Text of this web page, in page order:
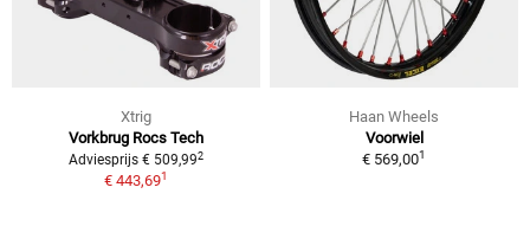
Xtrig
Vorkbrug Rocs Tech
Adviesprijs € 509,992
€ 443,691
Haan Wheels
Voorwiel
€ 569,001